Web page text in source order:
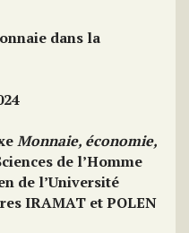
dans la
Monnaie, économie,
de l’Homme
de l’Université
IRAMAT et POLEN